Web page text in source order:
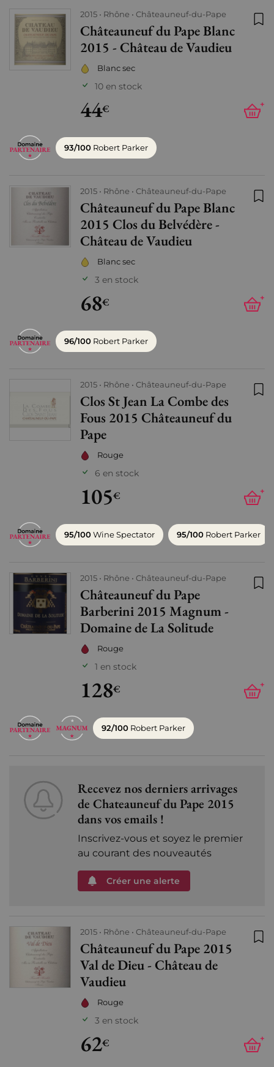
2015 Rhône Châteauneuf-du-Pape
Châteauneuf du Pape Blanc
2015 - Château de Vaudieu
Blanc sec
10 en stock
44€ +
93/100 Robert Parker
2015 Rhône Châteauneuf-du-Pape
Châteauneuf du Pape Blanc
2015 Clos du Belvédère -
Château de Vaudieu
Blanc sec
3 en stock
68€ +
96/100 Robert Parker
2015 Rhône Châteauneuf-du-Pape
Clos St Jean La Combe des
Fous 2015 Châteauneuf du
Pape
Rouge
6 en stock
105€ +
95/100Wine Spectator 95/100 Robert Parker
2015 Rhône Châteauneuf-du-Pape
Châteauneuf du Pape
Barberini 2015 Magnum -
Domaine de La Solitude
Rouge
1 en stock
128€ +
92/100 Robert Parker
Recevez nos derniers arrivages
de Chateauneuf du Pape 2015
dans vos emails !
Inscrivez-vous et soyez le premier
au courant des nouveautés
Créer une alerte
2015 Rhône Châteauneuf-du-Pape
Châteauneuf du Pape 2015
Val de Dieu - Château de
Vaudieu
Rouge
3 en stock
62€ +